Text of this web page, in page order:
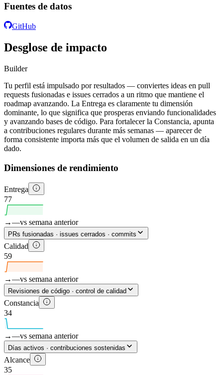
Fuentes de datos
GitHub
Desglose de impacto
Builder
Tu perfil está impulsado por resultados — conviertes ideas en pull
requests fusionadas e issues cerrados a un ritmo que mantiene el
roadmap avanzando. La Entrega es claramente tu dimensión
dominante, lo que significa que prosperas enviando funcionalidades
y avanzando bases de código. Para fortalecer la Constancia, apunta
a contribuciones regulares durante más semanas — aparecer de
forma consistente importa más que el volumen de salida en un día
dado.
Dimensiones de rendimiento
Entrega
77
→—vs semana anterior
PRs fusionadas · issues cerrados · commits
Calidad
59
→—vs semana anterior
Revisiones de código · control de calidad
Constancia
34
→—vs semana anterior
Días activos · contribuciones sostenidas
Alcance
35